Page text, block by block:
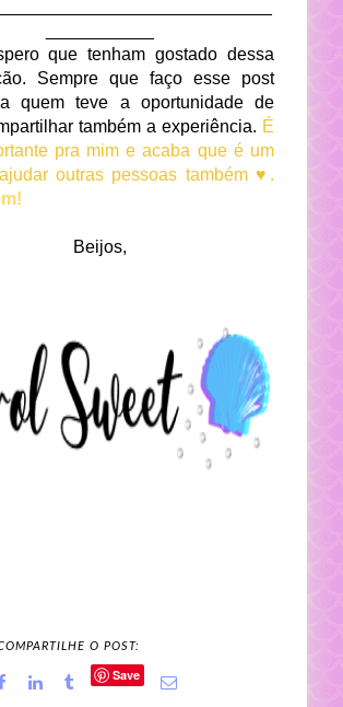
que tenham gostado dessa
Sempre que faço esse post
quem teve a oportunidade de
também a experiência. É
pra mim e acaba que é um
outras pessoas também ♥.
Beijos,
O POST:
Save